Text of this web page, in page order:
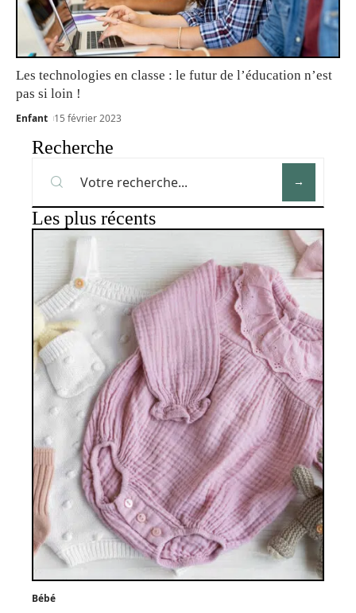
Les technologies en classe : le futur de l’éducation n’est
pas si loin !
Enfant 15 février 2023
Recherche
Les plus récents
Bébé